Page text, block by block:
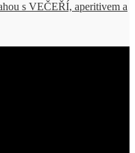
s VEČEŘÍ, aperitivem a